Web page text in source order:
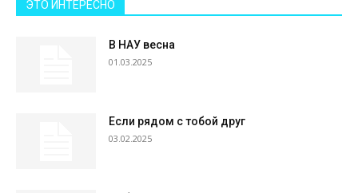
ЭТО ИНТЕРЕСНО
В НАУ весна
01.03.2025
Если рядом с тобой друг
03.02.2025